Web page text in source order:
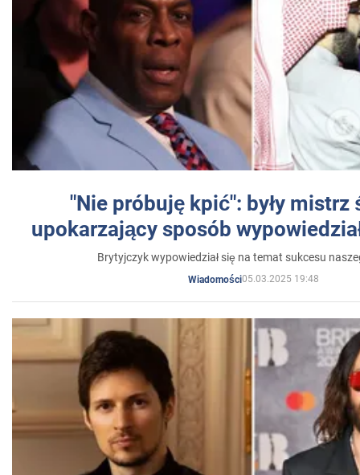
"Nie próbuję kpić": były mistrz
upokarzający sposób
Brytyjczyk wypowiedział się na temat sukcesu
Wiadomości05.03.2025 19:48